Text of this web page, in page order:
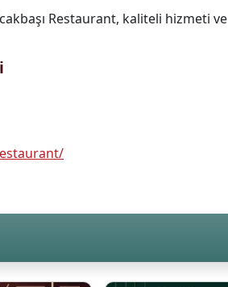
Restaurant, kaliteli hizmeti ve